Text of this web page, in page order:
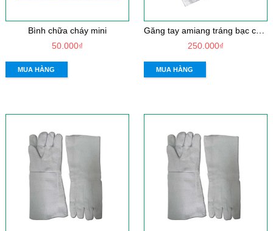
Bình chữa cháy mini
50.000₫
MUA HÀNG
G
ăng tay amiang tráng bạc chịu nhiệt 500 độ C
250.000₫
MUA HÀNG